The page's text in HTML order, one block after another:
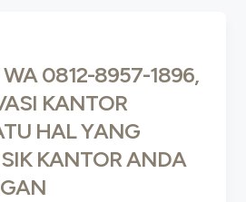
WA 0812-8957-1896,
KANTOR
HAL YANG
KANTOR ANDA